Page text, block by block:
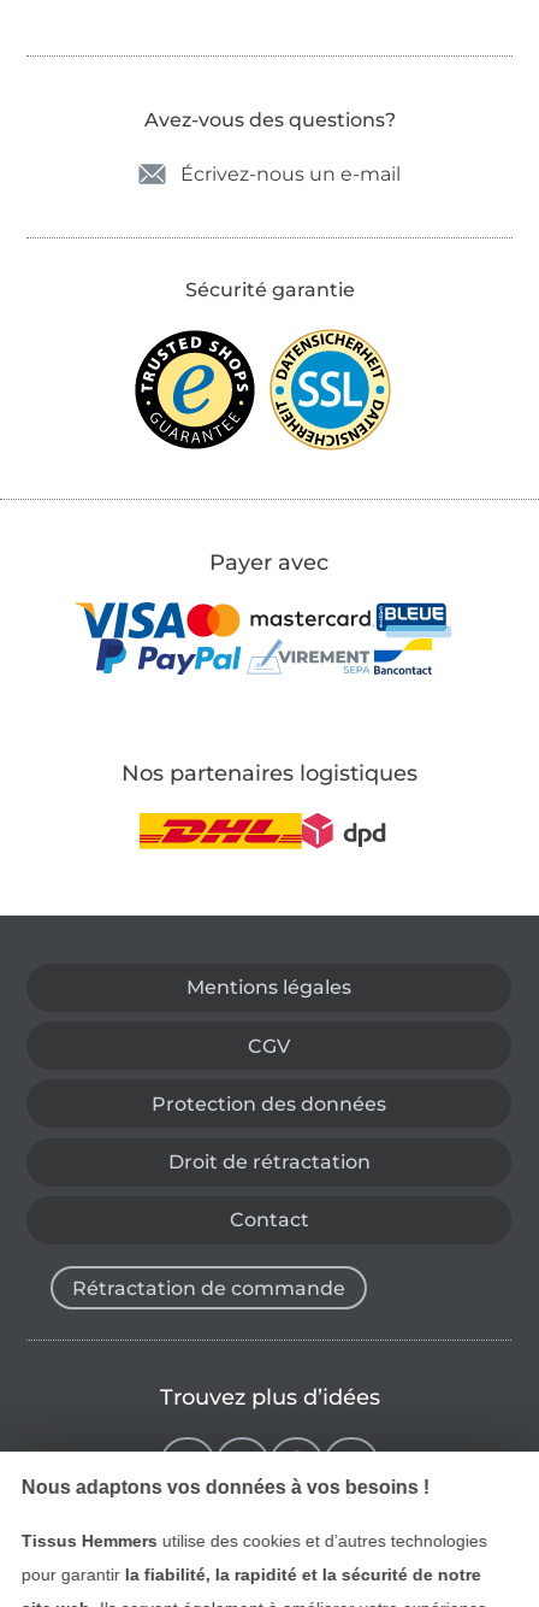
Avez-vous des questions?
Écrivez-nous un e-mail
Sécurité garantie
Payer avec
Nos partenaires logistiques
Mentions légales
CGV
Protection des données
Droit de rétractation
Contact
Rétractation de commande
Trouvez plus d’idées
Nous adaptons vos données à vos besoins !
Tissus Hemmers utilise des cookies et d’autres technologies
pour garantir la fiabilité, la rapidité et la sécurité de notre